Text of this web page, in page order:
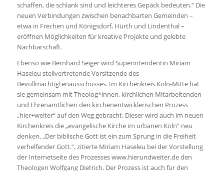
schaffen, die schlank sind und leichteres Gepäck bedeuten.“ Die
neuen Verbindungen zwischen benachbarten Gemeinden –
etwa in Frechen und Königsdorf, Hürth und Lindenthal –
eröffnen Möglichkeiten für kreative Projekte und gelebte
Nachbarschaft.
Ebenso wie Bernhard Seiger wird Superintendentin Miriam
Haseleu stellvertretende Vorsitzende des
Bevollmächtigtenausschusses. Im Kirchenkreis Köln-Mitte hat
sie gemeinsam mit Theolog*innen, kirchlichen Mitarbeitenden
und Ehrenamtlichen den kirchenentwicklerischen Prozess
„hier+weiter“ auf den Weg gebracht. Dieser wird auch im neuen
Kirchenkreis die „evangelische Kirche im urbanen Köln“ neu
denken. „Der biblische Gott ist ein zum Sprung in die Freiheit
verhelfender Gott.“, zitierte Miriam Haseleu bei der Vorstellung
der Internetseite des Prozesses www.hierundweiter.de den
Theologen Wolfgang Dietrich. Der Prozess ist auch für den